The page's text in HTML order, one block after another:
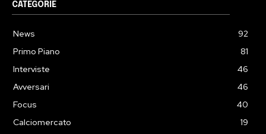
CATEGORIE
News
92
Primo Piano
81
Interviste
46
Avversari
46
Focus
40
Calciomercato
19